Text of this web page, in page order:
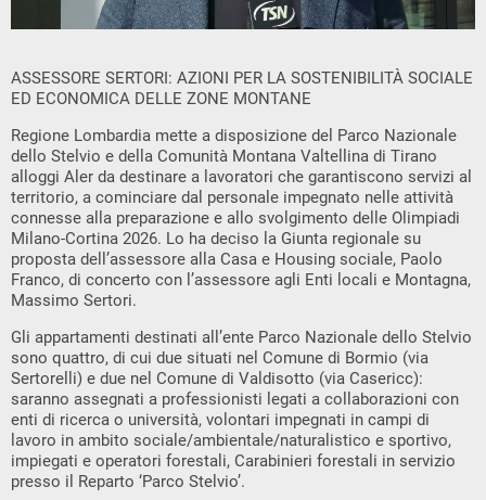
ASSESSORE SERTORI: AZIONI PER LA SOSTENIBILITÀ SOCIALE
ED ECONOMICA DELLE ZONE MONTANE
Regione Lombardia mette a disposizione del Parco Nazionale
dello Stelvio e della Comunità Montana Valtellina di Tirano
alloggi Aler da destinare a lavoratori che garantiscono servizi al
territorio, a cominciare dal personale impegnato nelle attività
connesse alla preparazione e allo svolgimento delle Olimpiadi
Milano-Cortina 2026. Lo ha deciso la Giunta regionale su
proposta dell’assessore alla Casa e Housing sociale, Paolo
Franco, di concerto con l’assessore agli Enti locali e Montagna,
Massimo Sertori.
Gli appartamenti destinati all’ente Parco Nazionale dello Stelvio
sono quattro, di cui due situati nel Comune di Bormio (via
Sertorelli) e due nel Comune di Valdisotto (via Casericc):
saranno assegnati a professionisti legati a collaborazioni con
enti di ricerca o università, volontari impegnati in campi di
lavoro in ambito sociale/ambientale/naturalistico e sportivo,
impiegati e operatori forestali, Carabinieri forestali in servizio
presso il Reparto ‘Parco Stelvio’.